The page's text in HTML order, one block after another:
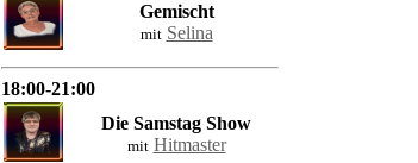
Gemischt
mit Selina
18:00-21:00
Die Samstag Show
mit Hitmaster